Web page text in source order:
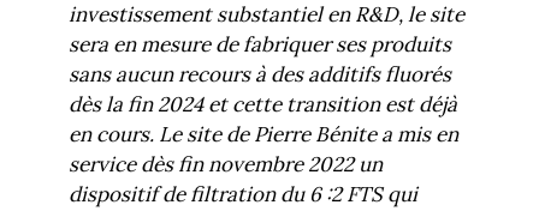
investissement substantiel en R&D, le site
sera en mesure de fabriquer ses produits
sans aucun recours à des additifs fluorés
dès la fin 2024 et cette transition est déjà
en cours. Le site de Pierre Bénite a mis en
service dès fin novembre 2022 un
dispositif de filtration du 6 :2 FTS qui